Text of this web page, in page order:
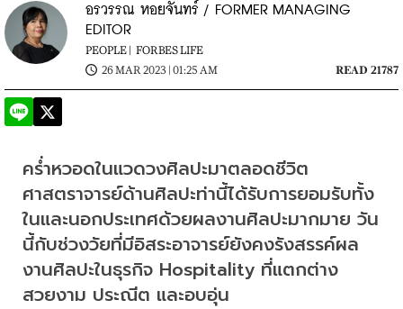
อรวรรณ หอยจันทร์ / FORMER MANAGING
EDITOR
PEOPLE | FORBES LIFE
26 MAR 2023 | 01:25 AM
READ 21787
คร่ำหวอดในแวดวงศิลปะมาตลอดชีวิต
ศาสตราจารย์ด้านศิลปะท่านี้ได้รับการยอมรับทั้ง
ในและนอกประเทศด้วยผลงานศิลปะมากมาย วัน
นี้กับช่วงวัยที่มีอิสระอาจารย์ยังคงรังสรรค์ผล
งานศิลปะในธุรกิจ Hospitality ที่แตกต่าง
สวยงาม ประณีต และอบอุ่น